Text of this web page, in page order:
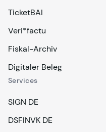
TicketBAI
Veri*factu
Fiskal-Archiv
Digitaler Beleg
Services
SIGN DE
DSFINVK DE